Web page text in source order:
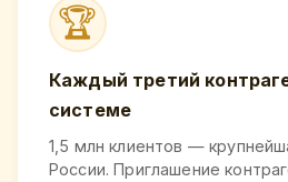
🏆
Каждый третий
системе
1,5 млн клиентов —
России. Приглашение